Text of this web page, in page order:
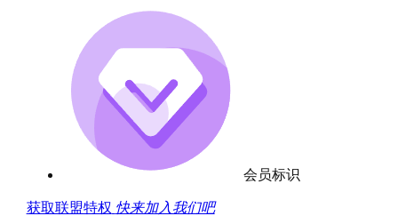
会员标识
获取联盟特权 快来加入我们吧